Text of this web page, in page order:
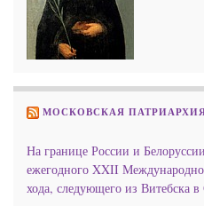
МОСКОВСКАЯ
На границе России и Белоруссии
ежегодного XXII
хода, следующего из Витебска